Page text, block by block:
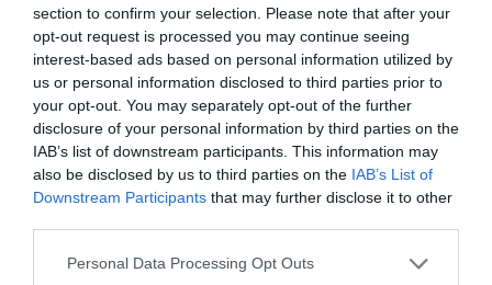
section to confirm your selection. Please note that after your
opt-out request is processed you may continue seeing
interest-based ads based on personal information utilized by
us or personal information disclosed to third parties prior to
your opt-out. You may separately opt-out of the further
disclosure of your personal information by third parties on the
IAB’s list of downstream participants. This information may
also be disclosed by us to third parties on the IAB’s List of
Downstream Participants that may further disclose it to other
Please note that this website/app uses one or more Google
Personal Data Processing Opt Outs